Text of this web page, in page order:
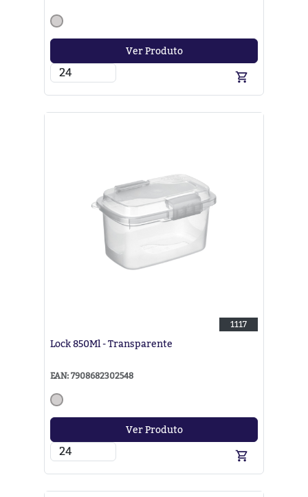
Ver Produto
1117
Lock 850Ml - Transparente
EAN: 7908682302548
Ver Produto